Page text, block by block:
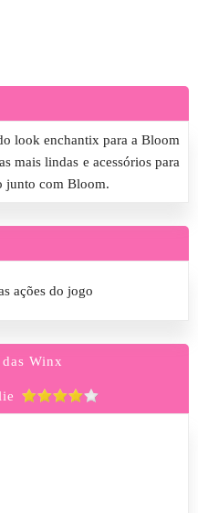
look enchantix para a Bloom
mais lindas e acessórios para
junto com Bloom.
ações do jogo
Winx